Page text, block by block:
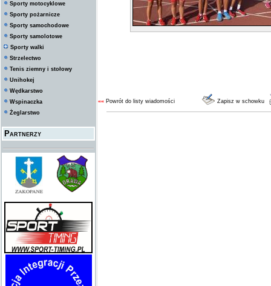
Sporty motocyklowe
Sporty pożarnicze
Sporty samochodowe
Sporty samolotowe
Sporty walki
Strzelectwo
Tenis ziemny i stołowy
Unihokej
Wędkarstwo
Wspinaczka
Żeglarstwo
Partnerzy
«« Powrót do listy wiadomości Zapisz w schowku